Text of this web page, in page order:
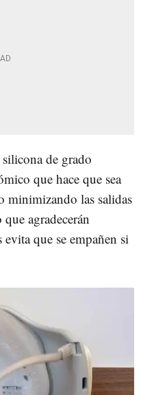
de grado
que hace que sea
minimizando las salidas
agradecerán
que se empañen si